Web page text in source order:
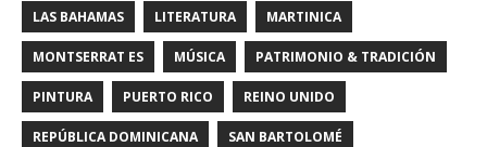
LAS BAHAMAS LITERATURA MARTINICA
MONTSERRAT ES MÚSICA PATRIMONIO & TRADICIÓN
PINTURA PUERTO RICO REINO UNIDO
REPÚBLICA DOMINICANA SAN BARTOLOMÉ